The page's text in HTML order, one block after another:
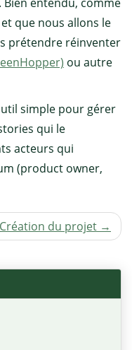
que nous allons le
prétendre réinventer
ou autre
simple pour gérer
qui le
acteurs qui
(product owner,
Création du projet →